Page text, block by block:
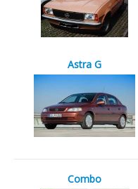
Astra G
Combo